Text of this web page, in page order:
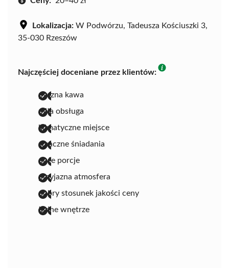
Lokalizacja: W Podwórzu, Tadeusza Kościuszki 3,
35-030 Rzeszów
Najczęściej doceniane przez klientów:
pyszna kawa
miła obsługa
klimatyczne miejsce
smaczne śniadania
duże porcje
przyjazna atmosfera
dobry stosunek jakości ceny
ładne wnętrze